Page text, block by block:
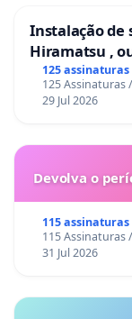
Instalação de
Hiramatsu ,
125 assinaturas
125 Assinaturas
29 Jul 2026
Devolva o
115 assinaturas
115 Assinaturas
31 Jul 2026